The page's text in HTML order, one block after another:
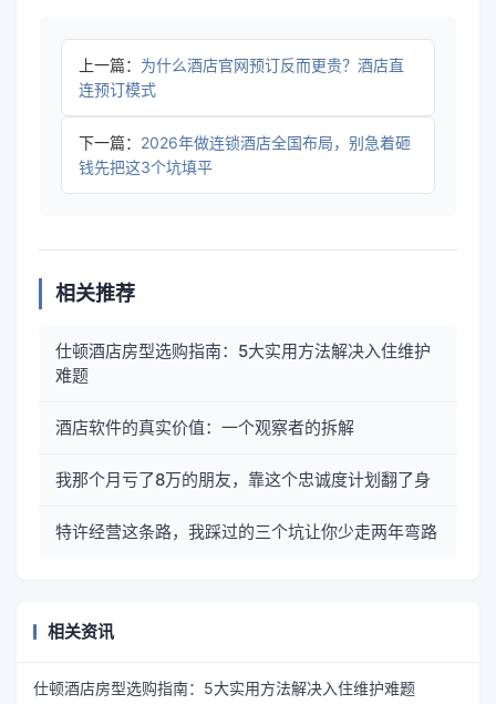
上一篇： 为什么酒店官网预订反而更贵？酒店直
连预订模式
下一篇： 2026年做连锁酒店全国布局，别急着砸
钱先把这3个坑填平
相关推荐
仕顿酒店房型选购指南：5大实用方法解决入住维护
难题
酒店软件的真实价值：一个观察者的拆解
我那个月亏了8万的朋友，靠这个忠诚度计划翻了身
特许经营这条路，我踩过的三个坑让你少走两年弯路
相关资讯
仕顿酒店房型选购指南：5大实用方法解决入住维护难题